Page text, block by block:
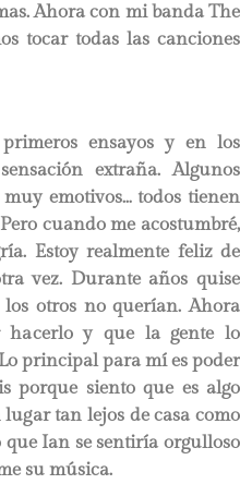
Ahora con mi banda The
tocar todas las canciones
ensayos y en los
extraña. Algunos
emotivos… todos tienen
cuando me acostumbré,
Estoy realmente feliz de
vez. Durante años quise
otros no querían. Ahora
hacerlo y que la gente lo
principal para mí es poder
porque siento que es algo
tan lejos de casa como
Ian se sentiría orgulloso
su música.